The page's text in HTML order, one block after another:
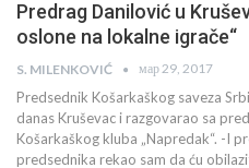
Predrag Danilović u
oslone na lokalne igrače“
S. MILENKOVIĆ мар 29, 2017
Predsednik Košarkaškog saveza
danas Kruševac i razgovarao sa
Košarkaškog kluba „Napredak“. -I
predsednika rekao sam da ću